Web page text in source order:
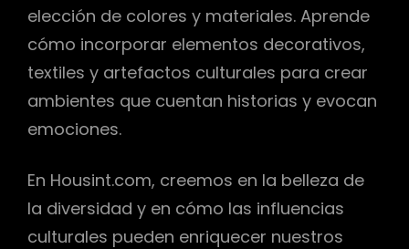
elección de colores y materiales. Aprende
cómo incorporar elementos decorativos,
textiles y artefactos culturales para crear
ambientes que cuentan historias y evocan
emociones.
En Housint.com, creemos en la belleza de
la diversidad y en cómo las influencias
culturales pueden enriquecer nuestros